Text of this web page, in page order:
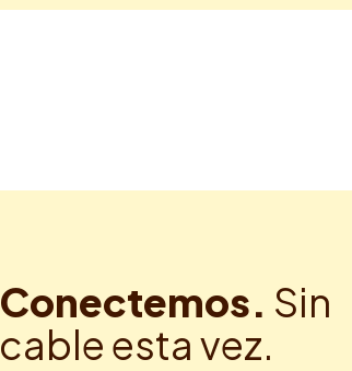
Conectemos. Sin
cable esta vez.